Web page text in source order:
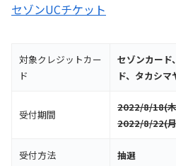
セゾンUCチケット
対象クレジットカー
ド
セゾンカード
ド、タカシマ
受付期間
2022/8/18(
2022/8/22(
受付方法 抽選